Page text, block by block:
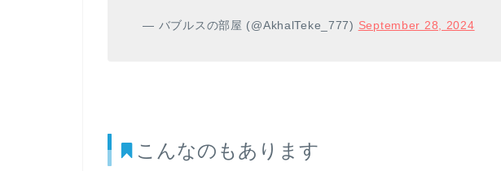
— バブルスの部屋 (@AkhalTeke_777) September 28, 2024
こんなのもあります